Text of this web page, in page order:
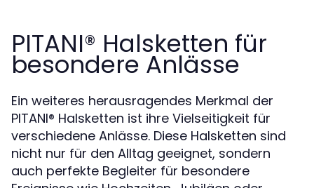
PITANI®️ Halsketten für
besondere Anlässe
Ein weiteres herausragendes Merkmal der
PITANI®️ Halsketten ist ihre Vielseitigkeit für
verschiedene Anlässe. Diese Halsketten sind
nicht nur für den Alltag geeignet, sondern
auch perfekte Begleiter für besondere